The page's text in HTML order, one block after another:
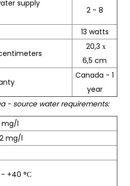
supply
2 - 8
13 watts
20,3 х
6,5 cm
Canada - 1
year
- source water requirements:
mg/l
mg/l
+40 °С